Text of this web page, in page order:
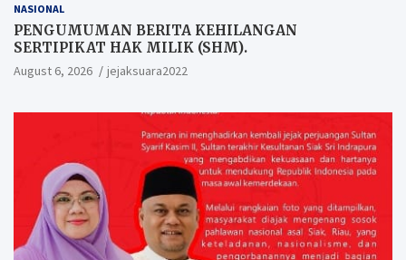
NASIONAL
PENGUMUMAN BERITA KEHILANGAN
SERTIPIKAT HAK MILIK (SHM).
August 6, 2026 jejaksuara2022